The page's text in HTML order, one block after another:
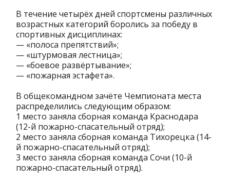
В течение четырёх дней спортсмены различных
возрастных категорий боролись за победу в
спортивных дисциплинах:
— «полоса препятствий»;
— «штурмовая лестница»;
— «боевое развёртывание»;
— «пожарная эстафета».
В общекомандном зачёте Чемпионата места
распределились следующим образом:
1 место заняла сборная команда Краснодара
(12-й пожарно-спасательный отряд);
2 место заняла сборная команда Тихорецка (14-
й пожарно-спасательный отряд);
3 место заняла сборная команда Сочи (10-й
пожарно-спасательный отряд).